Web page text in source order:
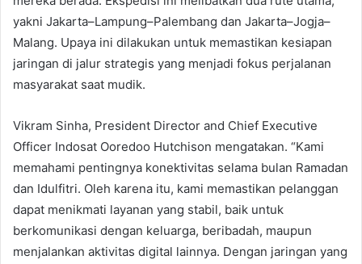
yakni Jakarta–Lampung–Palembang dan Jakarta–Jogja–
Malang. Upaya ini dilakukan untuk memastikan kesiapan
jaringan di jalur strategis yang menjadi fokus perjalanan
masyarakat saat mudik.
Vikram Sinha, President Director and Chief Executive
Officer Indosat Ooredoo Hutchison mengatakan. “Kami
memahami pentingnya konektivitas selama bulan Ramadan
dan Idulfitri. Oleh karena itu, kami memastikan pelanggan
dapat menikmati layanan yang stabil, baik untuk
berkomunikasi dengan keluarga, beribadah, maupun
menjalankan aktivitas digital lainnya. Dengan jaringan yang